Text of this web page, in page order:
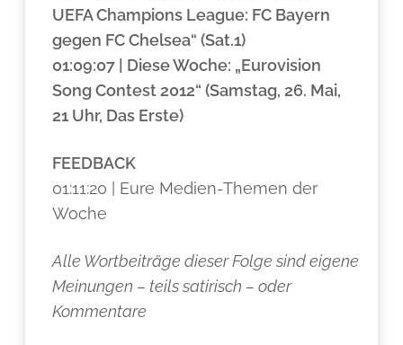
UEFA Champions League: FC Bayern
gegen FC Chelsea“ (Sat.1)
01:09:07 | Diese Woche: „Eurovision
Song Contest 2012“ (Samstag, 26. Mai,
21 Uhr, Das Erste)
FEEDBACK
01:11:20 | Eure Medien-Themen der
Woche
Alle Wortbeiträge dieser Folge sind eigene
Meinungen – teils satirisch – oder
Kommentare